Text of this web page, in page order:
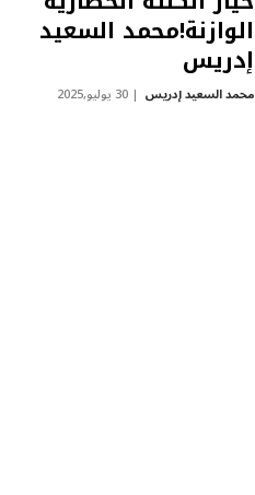
الوازنة!محمد السعيد
إدريس
محمد السعيد إدريس 30 يوليو,2025